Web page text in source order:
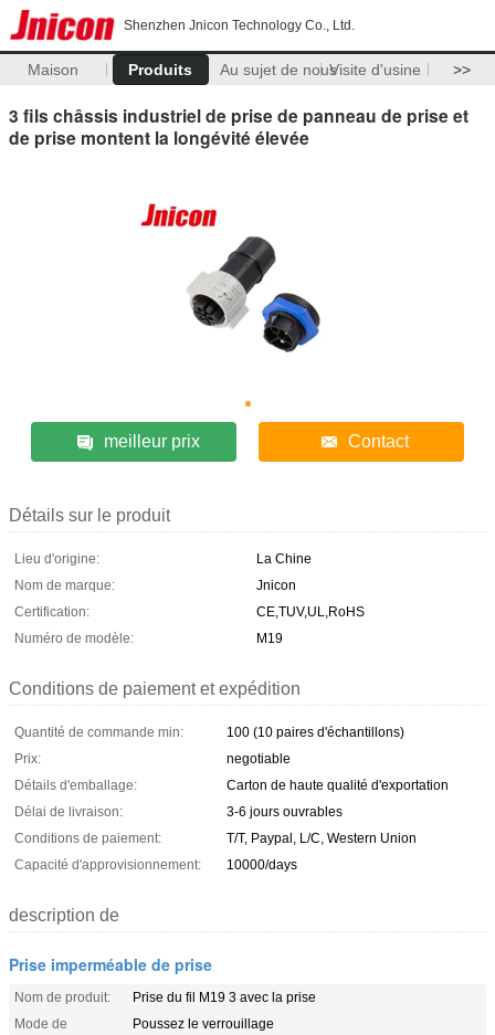
Shenzhen Jnicon Technology Co., Ltd.
Maison Produits Au sujet de nousVisite d'usine >>
3 fils châssis industriel de prise de panneau de prise et
de prise montent la longévité élevée
meilleur prix Contact
Détails sur le produit
Lieu d'origine:
La Chine
Nom de marque:
Jnicon
Certification:
CE,TUV,UL,RoHS
Numéro de modèle:
M19
Conditions de paiement et expédition
Quantité de commande min:
100 (10 paires d'échantillons)
Prix:
negotiable
Détails d'emballage:
Carton de haute qualité d'exportation
Délai de livraison:
3-6 jours ouvrables
Conditions de paiement:
T/T, Paypal, L/C, Western Union
Capacité d'approvisionnement:
10000/days
description de
Prise imperméable de prise
Nom de produit:
Prise du fil M19 3 avec la prise
Mode de
Poussez le verrouillage